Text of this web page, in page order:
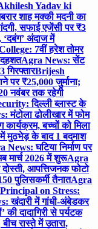
Yadav ki
शाह मक्की मदनी का
सफाई एजेंसी पर ₹3
अंदाज में
7वीं हरेश तोमर
Agra News: सेंट
गिरफ्तारBrijesh
₹25,000 जुर्माना;
नवंबर तक रहेगी
दिल्ली ब्लास्ट के
मंटोला ढोलीखार में फोम
बच्चों को मिला
मुठभेड़ के बाद 1 बदमाश
News: घटिया निर्माण पर
2026 में शुरूAgra
आपत्तिजनक फोटो
पुलिसकर्मी तैनातAgra
Principal on Stress:
खंदारी में गांधी-अंबेडकर
दादागिरी से पर्यटक
रास्ते में उतारा,